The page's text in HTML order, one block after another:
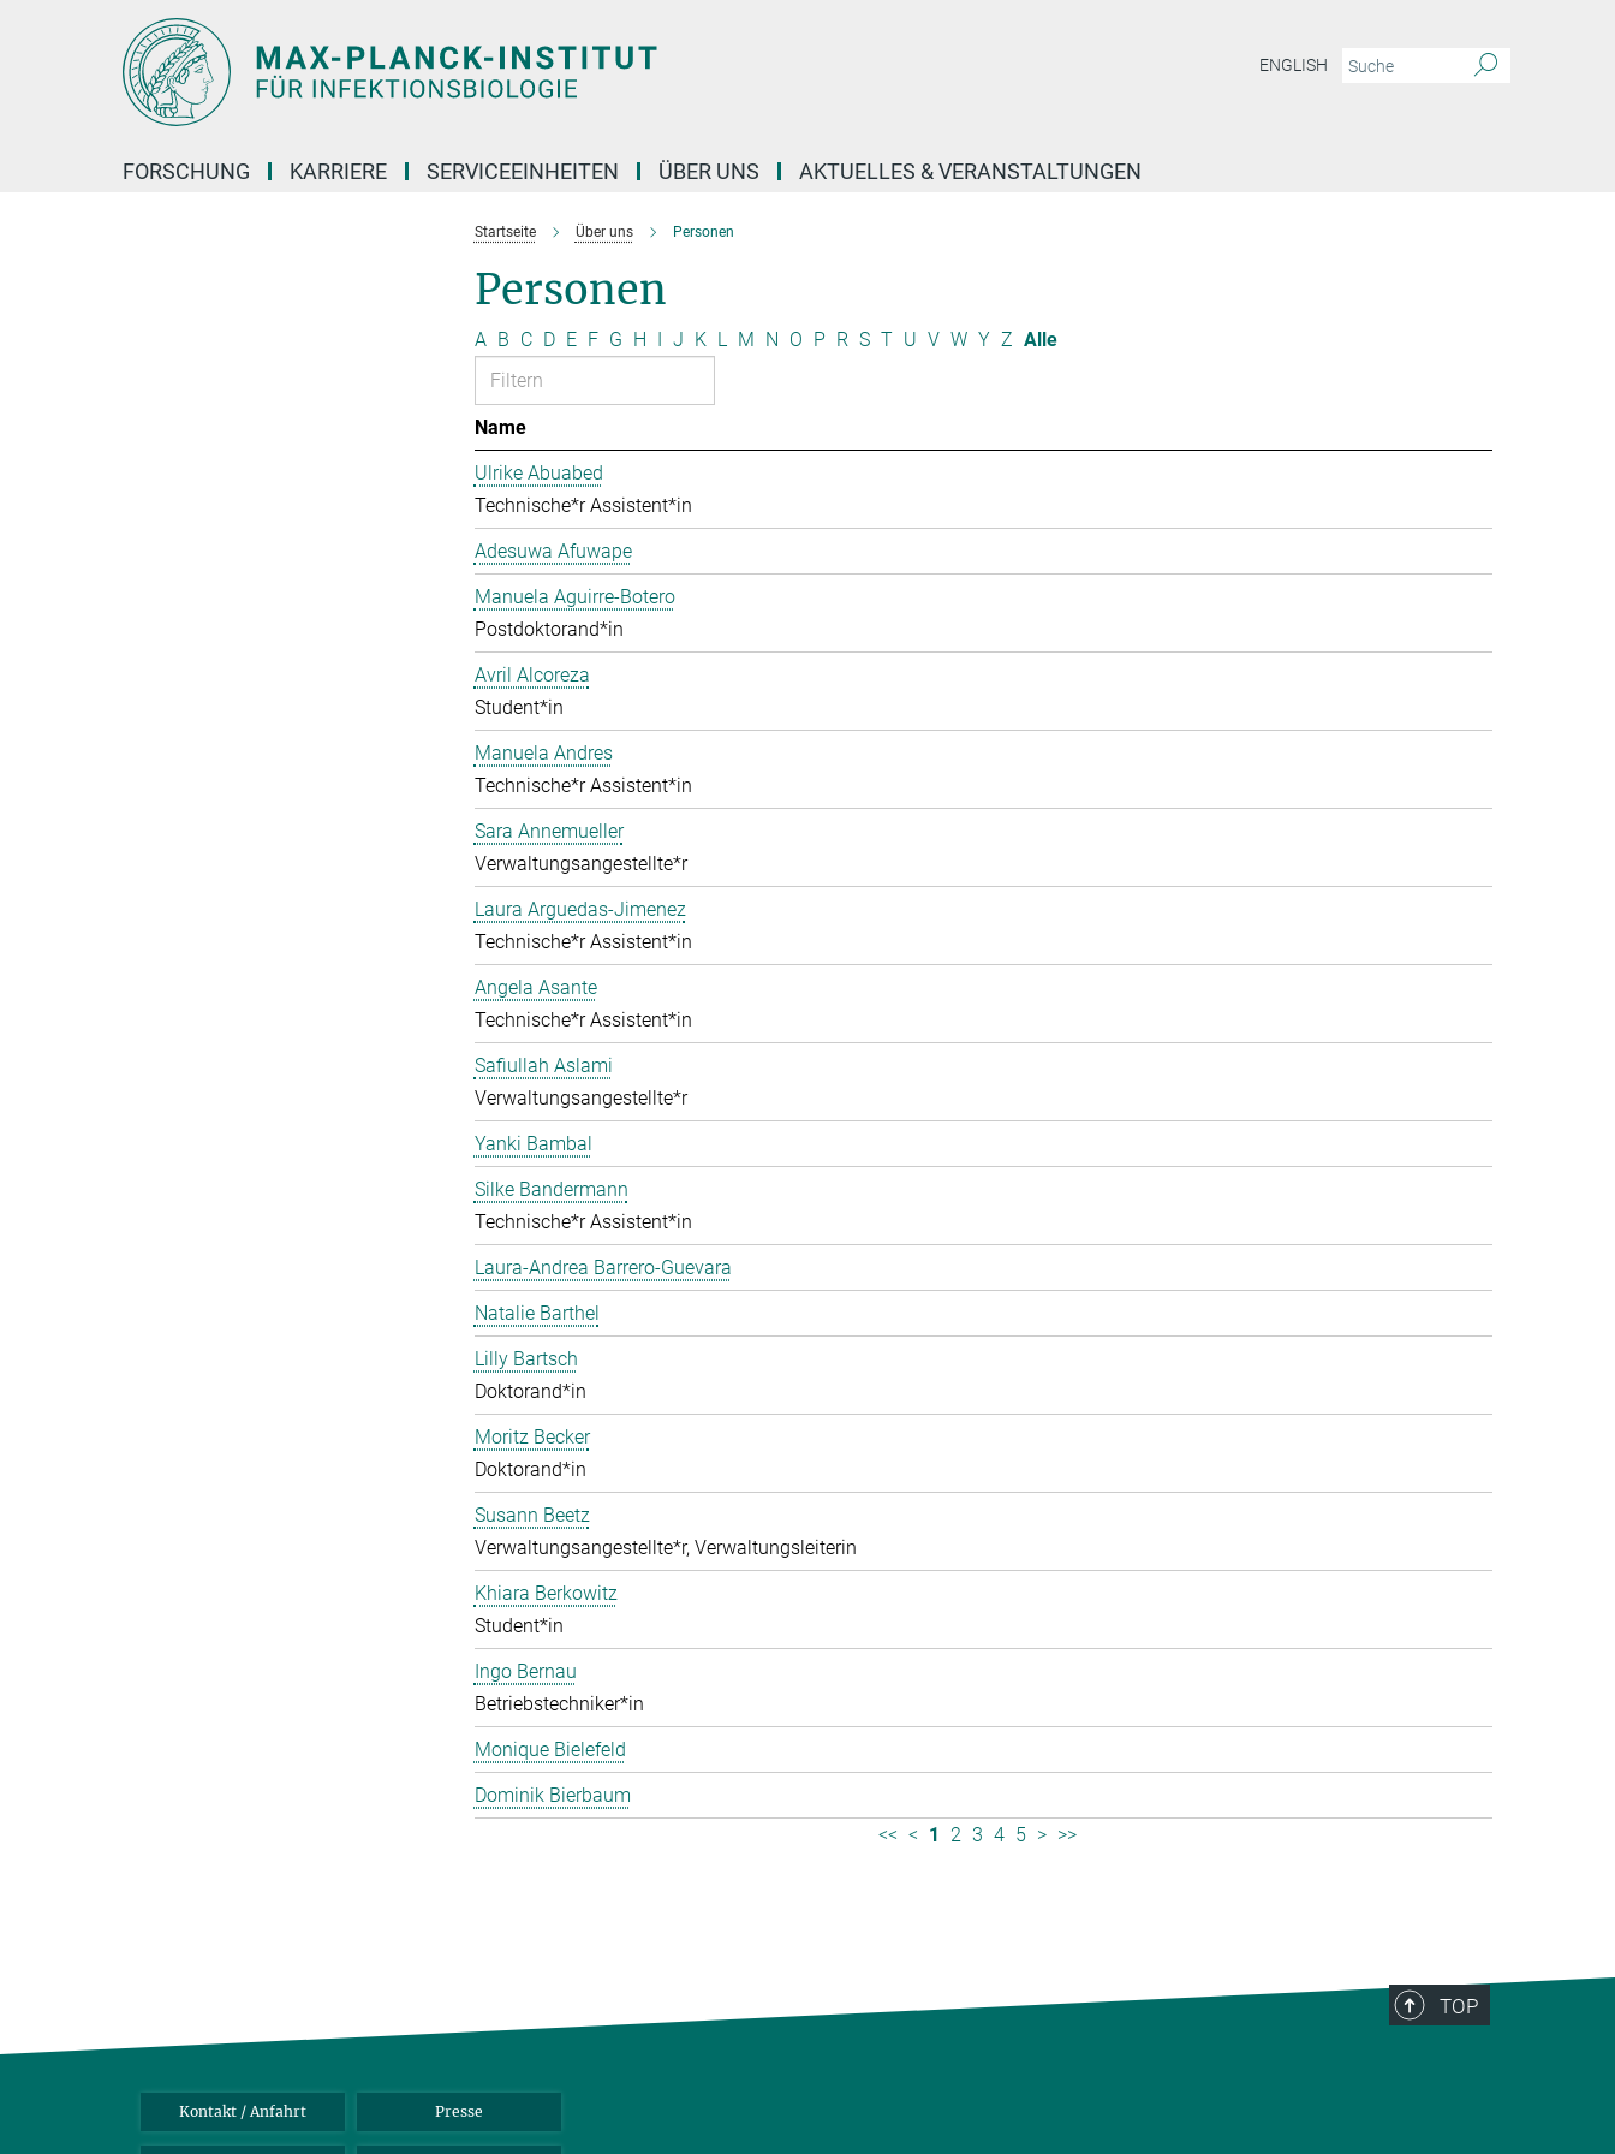
ENGLISH
FORSCHUNG KARRIERE SERVICEEINHEITEN ÜBER UNS AKTUELLES & VERANSTALTUNGEN
Startseite Über uns Personen
Personen
A B C D E F G H I J K L M N O P R S T U V W Y Z Alle
Name
Ulrike Abuabed
Technische*r Assistent*in
Adesuwa Afuwape
Manuela Aguirre-Botero
Postdoktorand*in
Avril Alcoreza
Student*in
Manuela Andres
Technische*r Assistent*in
Sara Annemueller
Verwaltungsangestellte*r
Laura Arguedas-Jimenez
Technische*r Assistent*in
Angela Asante
Technische*r Assistent*in
Safiullah Aslami
Verwaltungsangestellte*r
Yanki Bambal
Silke Bandermann
Technische*r Assistent*in
Laura-Andrea Barrero-Guevara
Natalie Barthel
Lilly Bartsch
Doktorand*in
Moritz Becker
Doktorand*in
Susann Beetz
Verwaltungsangestellte*r, Verwaltungsleiterin
Khiara Berkowitz
Student*in
Ingo Bernau
Betriebstechniker*in
Monique Bielefeld
Dominik Bierbaum
<< < 1 2 3 4 5 > >>
TOP
Kontakt / Anfahrt Presse